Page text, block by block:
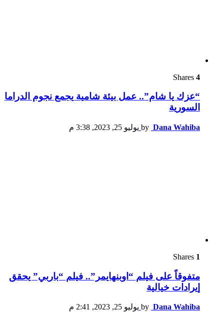
4
“عزك يا شام”.. عمل بيئة شامية يجمع نجوم الدراما
السورية
by Dana Wahiba يوليو 25, 2023, 3:38 م
1
متفوقاً على فيلم “اوبنهايمر”.. فيلم “باربي” يحقق
إيرادات خيالية
by Dana Wahiba يوليو 25, 2023, 2:41 م